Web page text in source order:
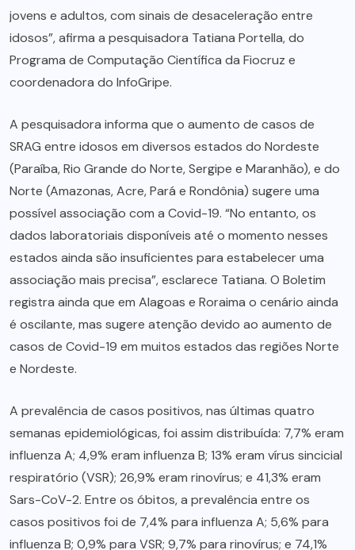
jovens e adultos, com sinais de desaceleração entre
idosos”, afirma a pesquisadora Tatiana Portella, do
Programa de Computação Científica da Fiocruz e
coordenadora do InfoGripe.
A pesquisadora informa que o aumento de casos de
SRAG entre idosos em diversos estados do Nordeste
(Paraíba, Rio Grande do Norte, Sergipe e Maranhão), e do
Norte (Amazonas, Acre, Pará e Rondônia) sugere uma
possível associação com a Covid-19. “No entanto, os
dados laboratoriais disponíveis até o momento nesses
estados ainda são insuficientes para estabelecer uma
associação mais precisa”, esclarece Tatiana. O Boletim
registra ainda que em Alagoas e Roraima o cenário ainda
é oscilante, mas sugere atenção devido ao aumento de
casos de Covid-19 em muitos estados das regiões Norte
e Nordeste.
A prevalência de casos positivos, nas últimas quatro
semanas epidemiológicas, foi assim distribuída: 7,7% eram
influenza A; 4,9% eram influenza B; 13% eram vírus sincicial
respiratório (VSR); 26,9% eram rinovírus; e 41,3% eram
Sars-CoV-2. Entre os óbitos, a prevalência entre os
casos positivos foi de 7,4% para influenza A; 5,6% para
influenza B; 0,9% para VSR; 9,7% para rinovírus; e 74,1%